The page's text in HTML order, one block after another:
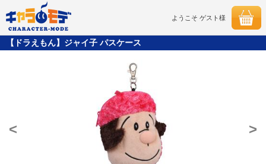
ようこそ ゲスト様
【ドラえもん】ジャイ子 パスケース
< >